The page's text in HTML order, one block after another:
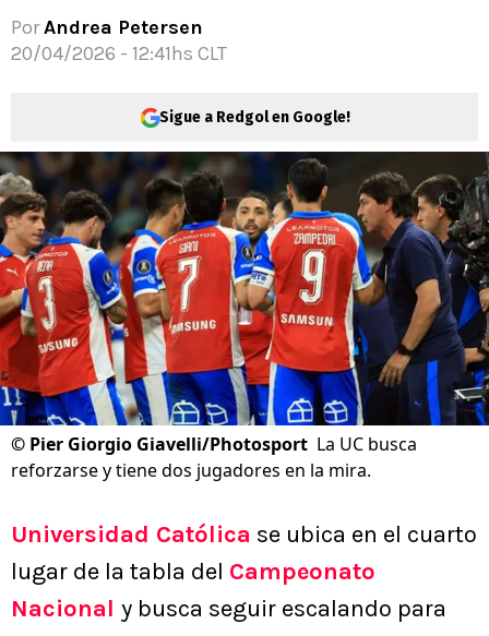
PorAndrea Petersen
20/04/2026 - 12:41hs CLT
Sigue a Redgol en Google!
© Pier Giorgio Giavelli/Photosport La UC busca
reforzarse y tiene dos jugadores en la mira.
Universidad Católica se ubica en el cuarto
lugar de la tabla del Campeonato
Nacional y busca seguir escalando para